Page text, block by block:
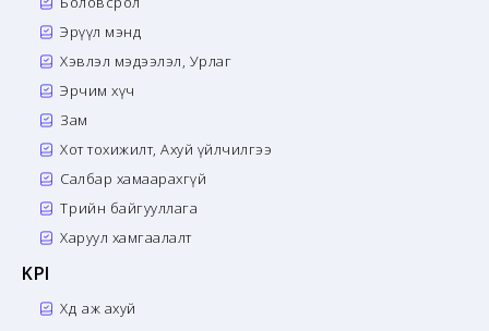
Эрүүл мэнд
Хэвлэл мэдээлэл, Урлаг
Эрчим хүч
Зам
Хот тохижилт, Ахуй үйлчилгээ
Салбар хамаарахгүй
Төрийн байгууллага
Харуул хамгаалалт
KPI
Хөдөө аж ахуй